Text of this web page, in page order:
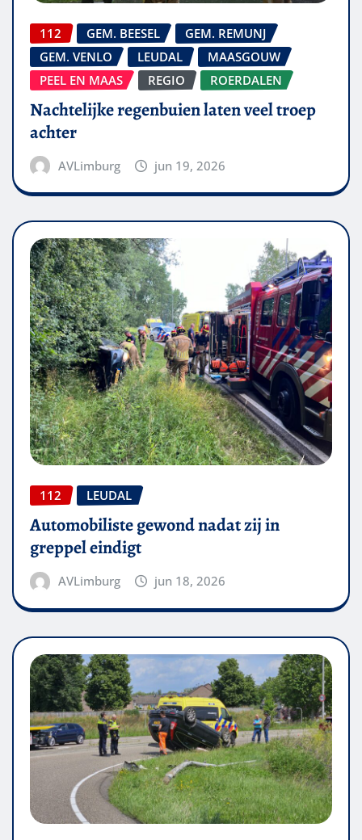
112 GEM. BEESEL
GEM. REMUNJ
GEM. VENLO
LEUDAL
MAASGOUW
PEEL EN MAAS
REGIO ROERDALEN
Nachtelijke regenbuien laten veel troep
achter
AVLimburg jun 19, 2026
112 LEUDAL
Automobiliste gewond nadat zij in
greppel eindigt
AVLimburg jun 18, 2026